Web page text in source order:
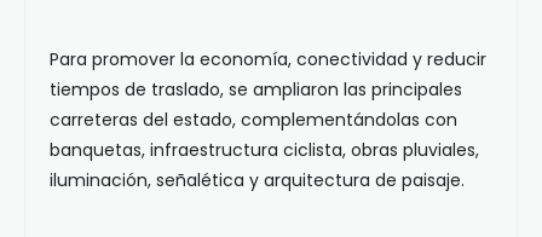
Para promover la economía, conectividad y reducir
tiempos de traslado, se ampliaron las principales
carreteras del estado, complementándolas con
banquetas, infraestructura ciclista, obras pluviales,
iluminación, señalética y arquitectura de paisaje.